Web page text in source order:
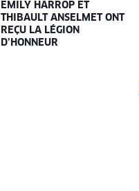
EMILY HARROP ET
THIBAULT ANSELMET ONT
REÇU LA LÉGION
D’HONNEUR